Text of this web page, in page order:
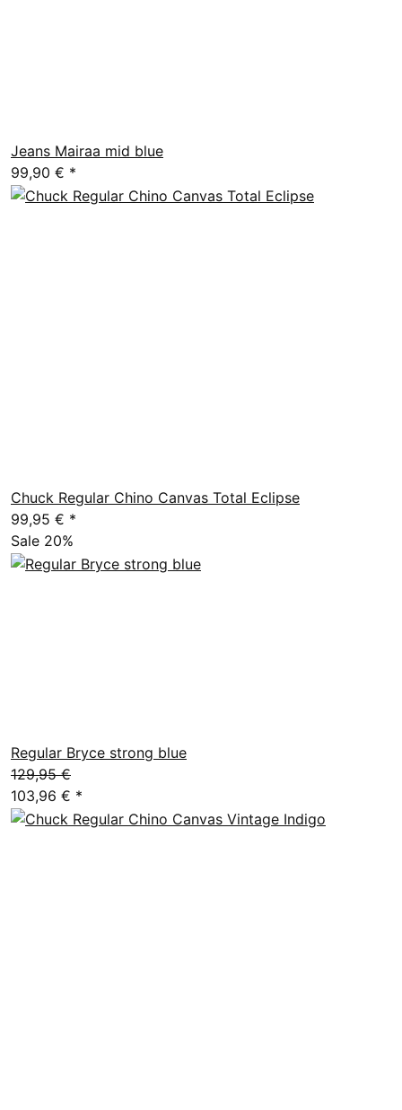
Jeans Mairaa mid blue
99,90 € *
Chuck Regular Chino Canvas Total Eclipse
99,95 € *
Sale 20%
Regular Bryce strong blue
129,95 €
103,96 € *